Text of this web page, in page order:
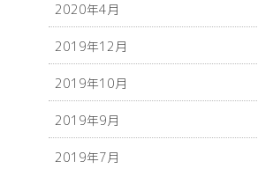
2020年4月
2019年12月
2019年10月
2019年9月
2019年7月